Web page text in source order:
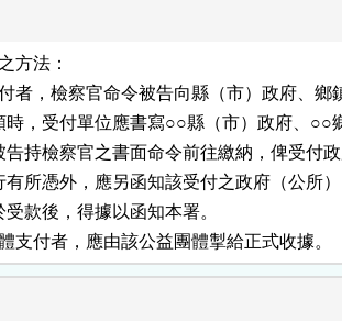
分金之方法：
者，檢察官命令被告向縣（市）政府、鄉
額時，受付單位應書寫○○縣（市）政府、○○
被告持檢察官之書面命令前往繳納，俾受付
行有所憑外，應另函知該受付之政府（公所
受款後，得據以函知本署。
支付者，應由該公益團體掣給正式收據。